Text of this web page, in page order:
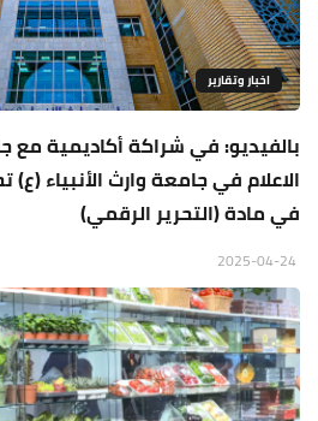
اخبار وتقارير
بالفيديو: في شراكة أكاديمية مع
الاعلام في جامعة وارث الأنبياء
في مادة (التحرير الرقمي)